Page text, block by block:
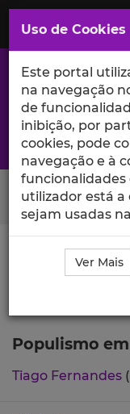
Saltar
para
Conteúdo
Principal
A excelência da
Search Button
Ciência_Iscte
Publicação
Populismo
Tiago Fernandes
Uso de Cookies
Este portal
na navegação
de
inibição, por
cookies, pode
navegação e à
funcionalidades
utilizador está
sejam usadas
Ver Mais